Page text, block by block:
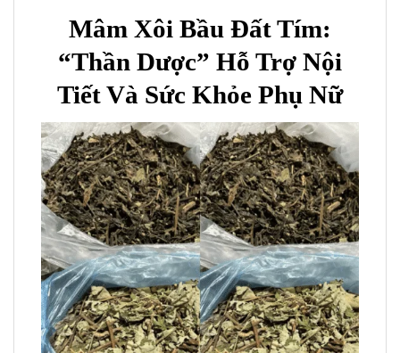
Mâm Xôi Bầu Đất Tím:
“Thần Dược” Hỗ Trợ Nội
Tiết Và Sức Khỏe Phụ Nữ